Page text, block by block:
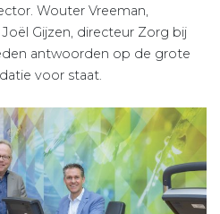
Wouter Vreeman,
Gijzen, directeur Zorg bij
antwoorden op de grote
voor staat.